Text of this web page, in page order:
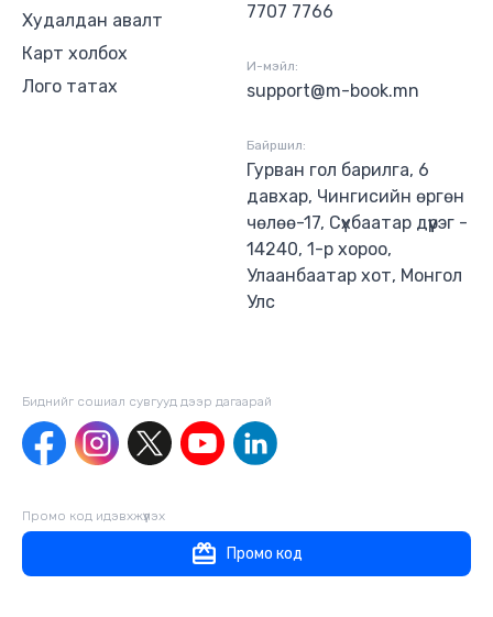
Худалдан авалт
Карт холбох
Лого татах
7707 7766
И-мэйл:
support@m-book.mn
Байршил:
Гурван гол барилга, 6
давхар, Чингисийн өргөн
чөлөө-17, Сүхбаатар дүүрэг -
14240, 1-р хороо,
Улаанбаатар хот, Монгол
Улс
Биднийг сошиал сувгууд дээр дагаaрай
Промо код идэвхжүүлэх
Промо код